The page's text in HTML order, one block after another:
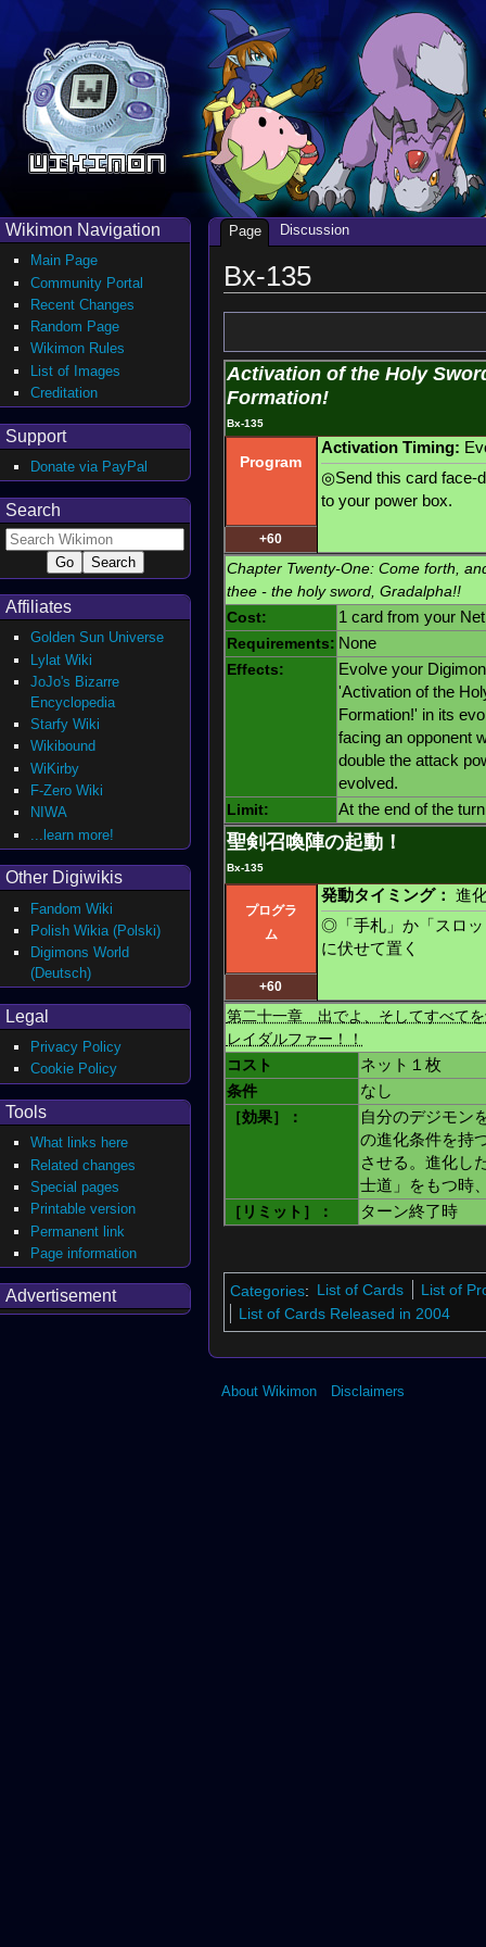
Bx-135
Activation of the Holy
Formation!
Bx-135
Program
Activation Timing:
◎Send this card face-
to your power box.
+60
Chapter Twenty-One: Come forth,
thee - the holy sword, Gradalpha!!
Cost:
1 card from your
Requirements: None
Effects:
Evolve your
'Activation of the
Formation!' in its
facing an opponent
double the attack
evolved.
Limit:
At the end of the turn
聖剣召喚陣の起動！
Bx-135
プログラ
ム
発動タイミング：
進
◎「手札」か「スロ
に伏せて置く
+60
第二十一章 出でよ、そしてすべて
レイダルファー！！
コスト
ネット１枚
条件
なし
［効果］：
自分のデジモン
の進化条件を持
させる。進化し
士道」をもつ時
［リミット］：
ターン終了時
Categories: List of Cards
List of
List of Cards Released in 2004
Page Discussion
Wikimon Navigation
Main Page
Community Portal
Recent Changes
Random Page
Wikimon Rules
List of Images
Creditation
Support
Donate via PayPal
Search
Affiliates
Golden Sun Universe
Lylat Wiki
JoJo's Bizarre
Encyclopedia
Starfy Wiki
Wikibound
WiKirby
F-Zero Wiki
NIWA
...learn more!
Other Digiwikis
Fandom Wiki
Polish Wikia (Polski)
Digimons World
(Deutsch)
Legal
Privacy Policy
Cookie Policy
Tools
What links here
Related changes
Special pages
Printable version
Permanent link
Page information
Advertisement
About Wikimon Disclaimers